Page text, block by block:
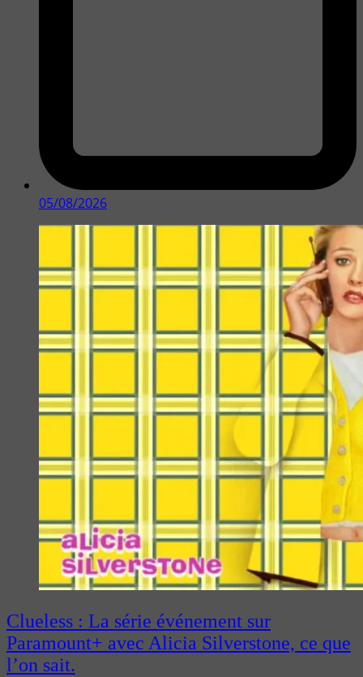
05/08/2026
Clueless : La série événement sur
Paramount+ avec Alicia Silverstone, ce que
l’on sait.